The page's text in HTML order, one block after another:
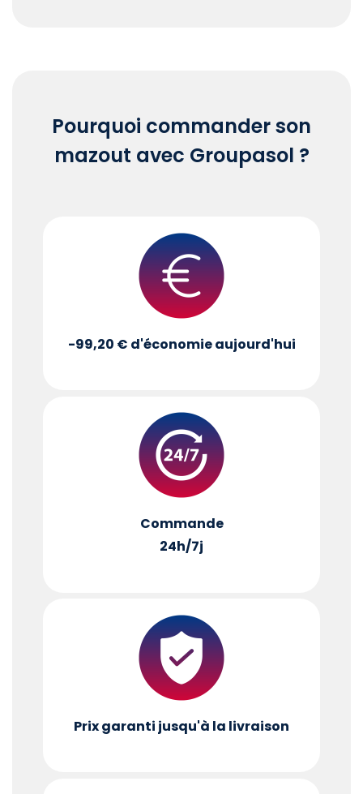
Pourquoi commander son
mazout avec Groupasol ?
-99,20 € d'économie aujourd'hui
Commande
24h/7j
Prix garanti jusqu'à la livraison